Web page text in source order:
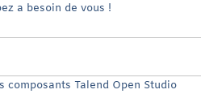
a besoin de vous !
composants Talend Open Studio